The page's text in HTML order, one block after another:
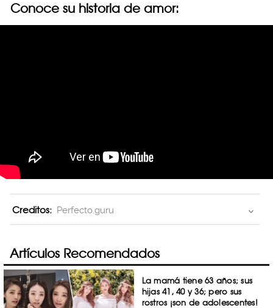
Conoce su historia de amor:
Creditos: Perfecto.guru
Artículos Recomendados
La mamá tiene 63 años; sus
hijas 41, 40 y 36; pero sus
rostros ¡son de adolescentes!